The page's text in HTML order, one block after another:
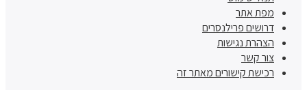
מפת אתר
דרושים פרילנסרים
הצהרת נגישות
צור קשר
רכישת קישורים מאתר זה